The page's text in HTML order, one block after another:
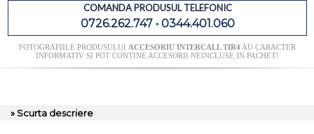
COMANDA PRODUSUL TELEFONIC
0726.262.747 • 0344.401.060
FOTOGRAFIILE PRODUSULUI ACCESORIU INTERCALL TIR4AU CARACTER
INFORMATIV SI POT CONTINE ACCESORII NEINCLUSE IN PACHET!
» Scurta descriere